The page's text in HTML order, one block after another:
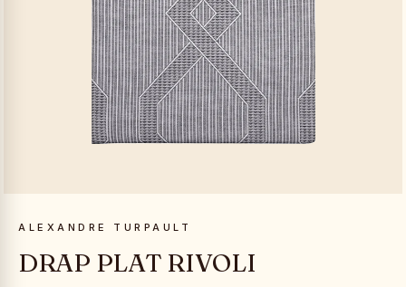
ALEXANDRE TURPAULT
DRAP PLAT RIVOLI